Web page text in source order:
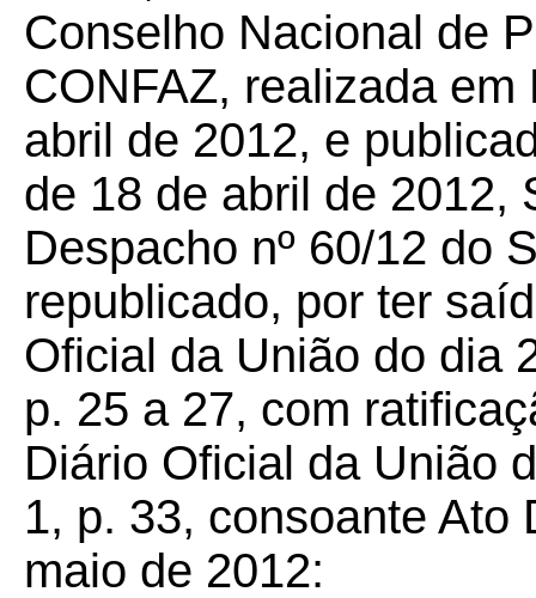
Conselho Nacional de
CONFAZ, realizada
abril de 2012, e
de 18 de abril de 2012,
Despacho nº 60/12 do
republicado, por ter
Oficial da União do dia
p. 25 a 27, com
Diário Oficial da União
1, p. 33, consoante Ato
maio de 2012: